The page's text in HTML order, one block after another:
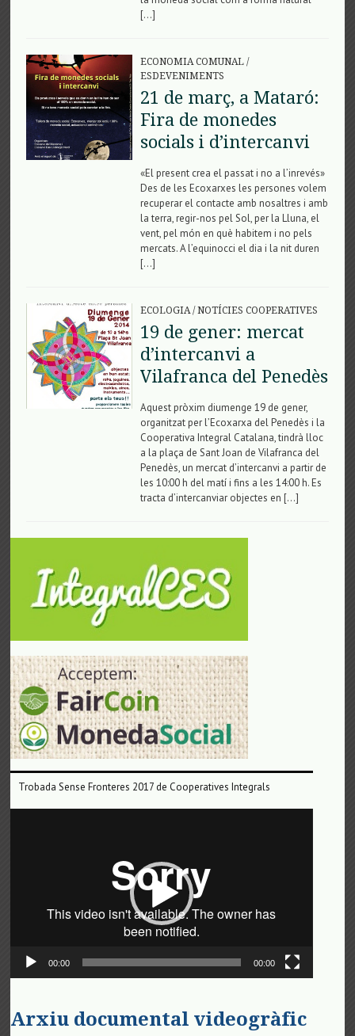
[…]
ECONOMIA COMUNAL/
ESDEVENIMENTS
21 de març, a Mataró:
Fira de monedes
socials i d’intercanvi
«El present crea el passat i no a l’inrevés»
Des de les Ecoxarxes les persones volem
recuperar el contacte amb nosaltres i amb
la terra, regir-nos pel Sol, per la Lluna, el
vent, pel món en què habitem i no pels
mercats. A l’equinocci el dia i la nit duren
[…]
ECOLOGIA/NOTÍCIES COOPERATIVES
19 de gener: mercat
d’intercanvi a
Vilafranca del Penedès
Aquest pròxim diumenge 19 de gener,
organitzat per l’Ecoxarxa del Penedès i la
Cooperativa Integral Catalana, tindrà lloc
a la plaça de Sant Joan de Vilafranca del
Penedès, un mercat d’intercanvi a partir de
les 10:00 h del matí i fins a les 14:00 h. Es
tracta d’intercanviar objectes en […]
Trobada Sense Fronteres 2017 de Cooperatives Integrals
00:00 00:00
Arxiu documental videogràfic